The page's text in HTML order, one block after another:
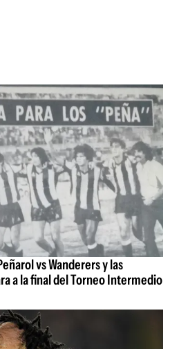
vs Wanderers y las
a la final del Torneo Intermedio